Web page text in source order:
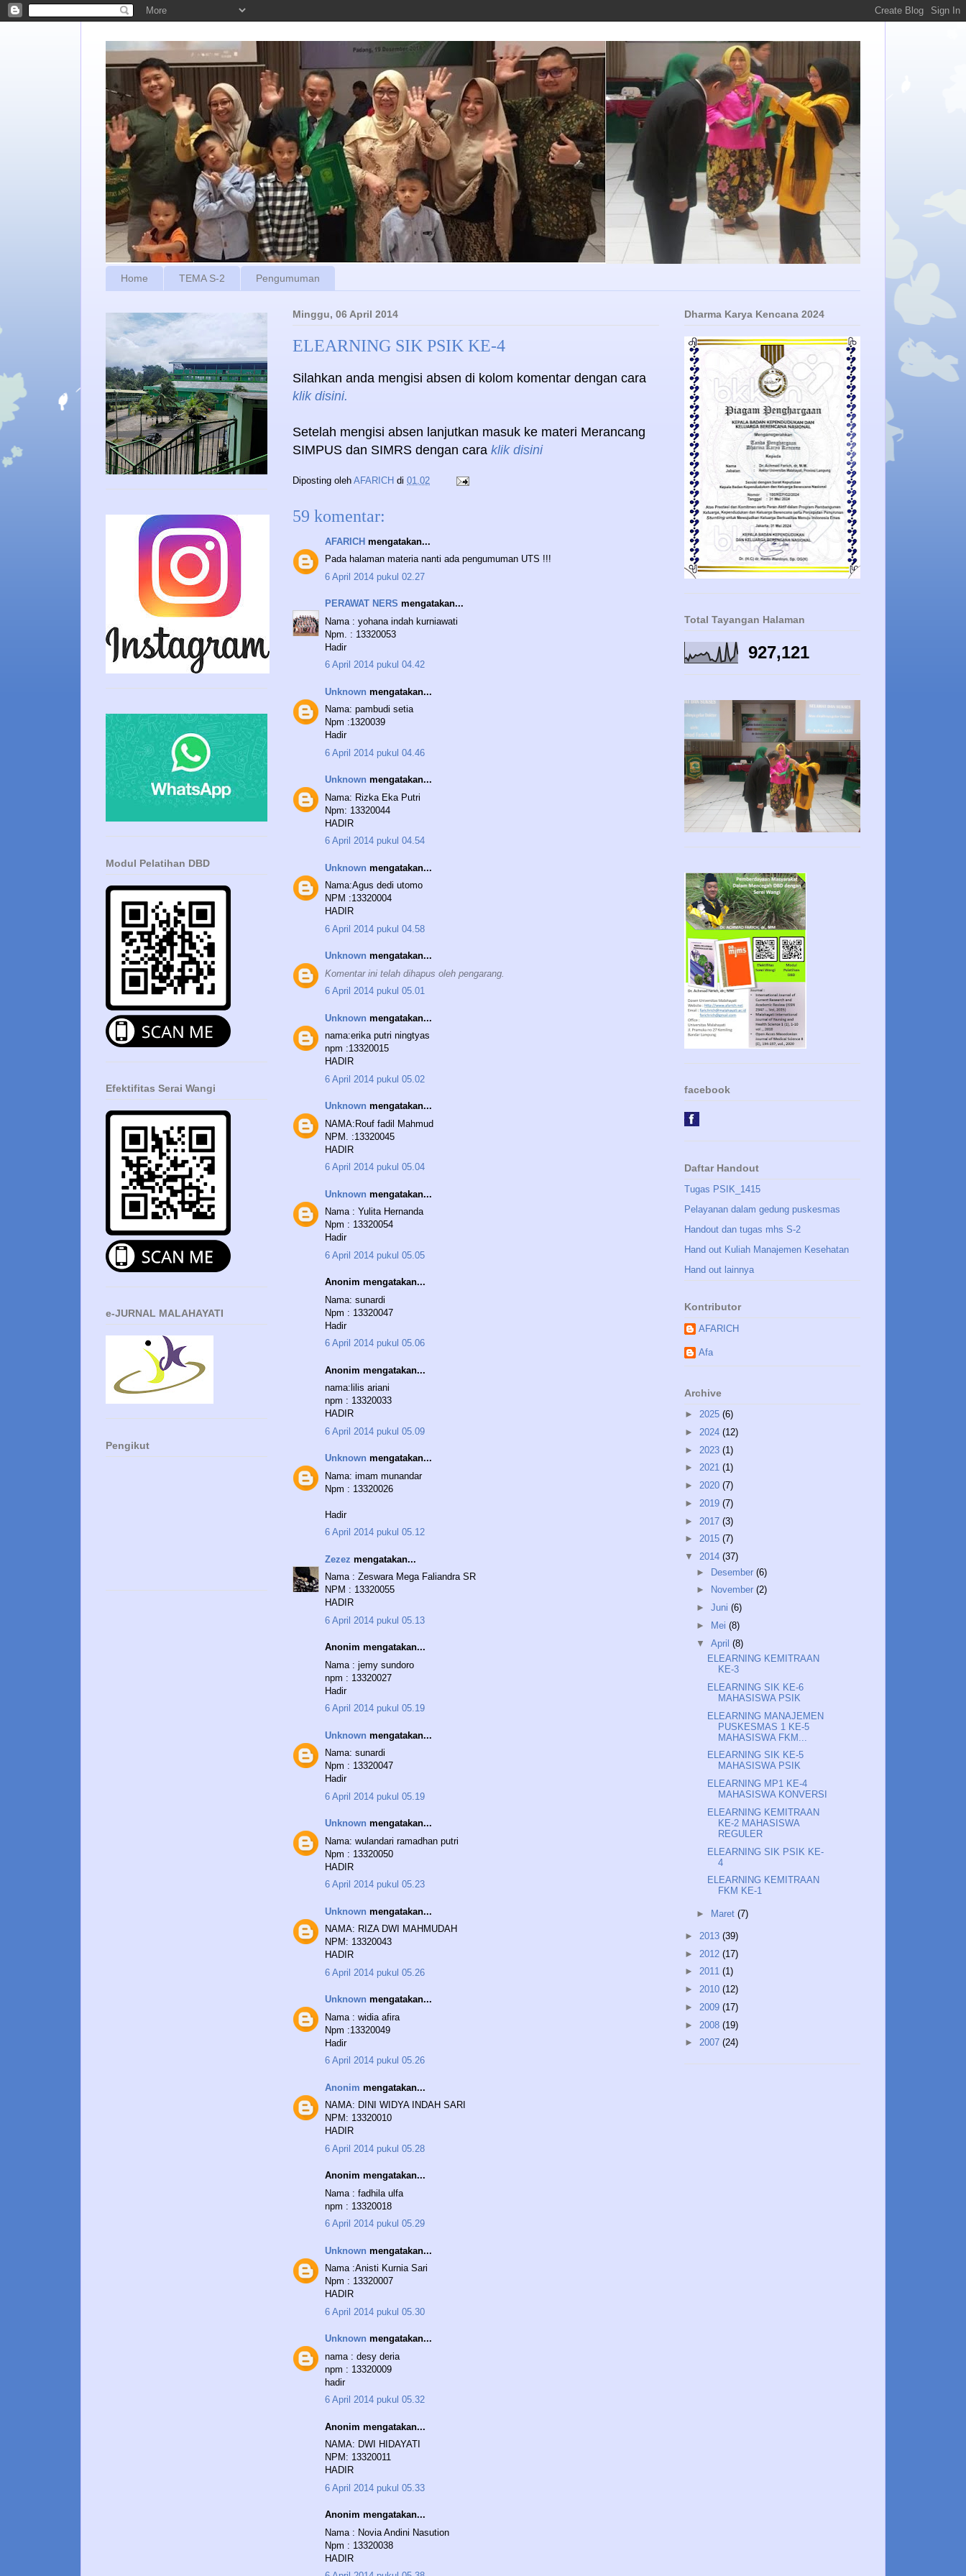
Home TEMA S-2 Pengumuman
Minggu, 06 April 2014
ELEARNING SIK PSIK KE-4
Silahkan anda mengisi absen di kolom komentar dengan cara
klik disini.
Setelah mengisi absen lanjutkan masuk ke materi Merancang
SIMPUS dan SIMRS dengan cara klik disini
Diposting oleh AFARICH di 01.02
59 komentar:
AFARICH mengatakan...
Pada halaman materia nanti ada pengumuman UTS !!!
6 April 2014 pukul 02.27
PERAWAT NERS mengatakan...
Nama : yohana indah kurniawati
Npm. : 13320053
Hadir
6 April 2014 pukul 04.42
Unknown mengatakan...
Nama: pambudi setia
Npm :1320039
Hadir
6 April 2014 pukul 04.46
Unknown mengatakan...
Nama: Rizka Eka Putri
Npm: 13320044
HADIR
6 April 2014 pukul 04.54
Unknown mengatakan...
Nama:Agus dedi utomo
NPM :13320004
HADIR
6 April 2014 pukul 04.58
Unknown mengatakan...
Komentar ini telah dihapus oleh pengarang.
6 April 2014 pukul 05.01
Unknown mengatakan...
nama:erika putri ningtyas
npm :13320015
HADIR
6 April 2014 pukul 05.02
Unknown mengatakan...
NAMA:Rouf fadil Mahmud
NPM. :13320045
HADIR
6 April 2014 pukul 05.04
Unknown mengatakan...
Nama : Yulita Hernanda
Npm : 13320054
Hadir
6 April 2014 pukul 05.05
Anonim mengatakan...
Nama: sunardi
Npm : 13320047
Hadir
6 April 2014 pukul 05.06
Anonim mengatakan...
nama:lilis ariani
npm : 13320033
HADIR
6 April 2014 pukul 05.09
Unknown mengatakan...
Nama: imam munandar
Npm : 13320026
Hadir
6 April 2014 pukul 05.12
Zezez mengatakan...
Nama : Zeswara Mega Faliandra SR
NPM : 13320055
HADIR
6 April 2014 pukul 05.13
Anonim mengatakan...
Nama : jemy sundoro
npm : 13320027
Hadir
6 April 2014 pukul 05.19
Unknown mengatakan...
Nama: sunardi
Npm : 13320047
Hadir
6 April 2014 pukul 05.19
Unknown mengatakan...
Nama: wulandari ramadhan putri
Npm : 13320050
HADIR
6 April 2014 pukul 05.23
Unknown mengatakan...
NAMA: RIZA DWI MAHMUDAH
NPM: 13320043
HADIR
6 April 2014 pukul 05.26
Unknown mengatakan...
Nama : widia afira
Npm :13320049
Hadir
6 April 2014 pukul 05.26
Anonim mengatakan...
NAMA: DINI WIDYA INDAH SARI
NPM: 13320010
HADIR
6 April 2014 pukul 05.28
Anonim mengatakan...
Nama : fadhila ulfa
npm : 13320018
6 April 2014 pukul 05.29
Unknown mengatakan...
Nama :Anisti Kurnia Sari
Npm : 13320007
HADIR
6 April 2014 pukul 05.30
Unknown mengatakan...
nama : desy deria
npm : 13320009
hadir
6 April 2014 pukul 05.32
Anonim mengatakan...
NAMA: DWI HIDAYATI
NPM: 13320011
HADIR
6 April 2014 pukul 05.33
Anonim mengatakan...
Nama : Novia Andini Nasution
Npm : 13320038
HADIR
Modul Pelatihan DBD
Efektifitas Serai Wangi
e-JURNAL MALAHAYATI
Pengikut
Dharma Karya Kencana 2024
Total Tayangan Halaman
927,121
facebook
Daftar Handout
Tugas PSIK_1415
Pelayanan dalam gedung puskesmas
Handout dan tugas mhs S-2
Hand out Kuliah Manajemen Kesehatan
Hand out lainnya
Kontributor
AFARICH
Afa
Archive
► 2025 (6)
► 2024 (12)
► 2023 (1)
► 2021 (1)
► 2020 (7)
► 2019 (7)
► 2017 (3)
► 2015 (7)
▼ 2014 (37)
► Desember (6)
►
November (2)
► Juni (6)
►
Mei (8)
▼ April (8)
ELEARNING KEMITRAAN
KE-3
ELEARNING SIK KE-6
MAHASISWA PSIK
ELEARNING MANAJEMEN
PUSKESMAS 1 KE-5
MAHASISWA FKM...
ELEARNING SIK KE-5
MAHASISWA PSIK
ELEARNING MP1 KE-4
MAHASISWA KONVERSI
ELEARNING KEMITRAAN
KE-2 MAHASISWA
REGULER
ELEARNING SIK PSIK KE-
4
ELEARNING KEMITRAAN
FKM KE-1
► Maret (7)
► 2013 (39)
► 2012 (17)
► 2011 (1)
► 2010 (12)
► 2009 (17)
► 2008 (19)
► 2007 (24)